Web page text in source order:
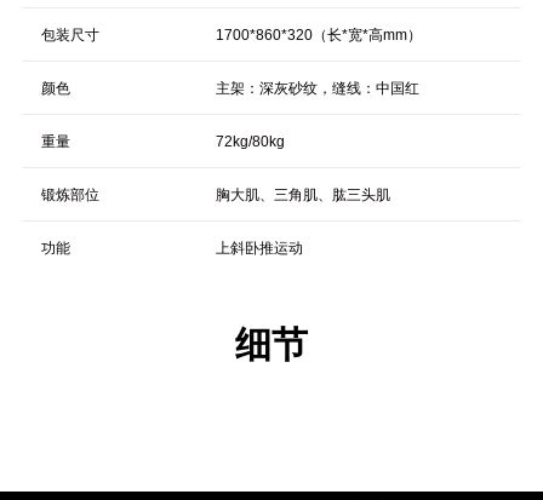
包装尺寸 1700*860*320（长*宽*高mm）
颜色 主架：深灰砂纹，缝线：中国红
重量 72kg/80kg
锻炼部位 胸大肌、三角肌、肱三头肌
功能 上斜卧推运动
细节